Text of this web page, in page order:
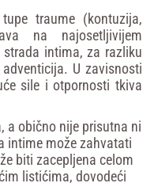
tupe traume (kontuzija,
na najosetljivijem
intima, za razliku
U zavisnosti
sile i otpornosti tkiva
a obično nije prisutna ni
intime može zahvatati
biti zacepljena celom
listićima, dovodeći